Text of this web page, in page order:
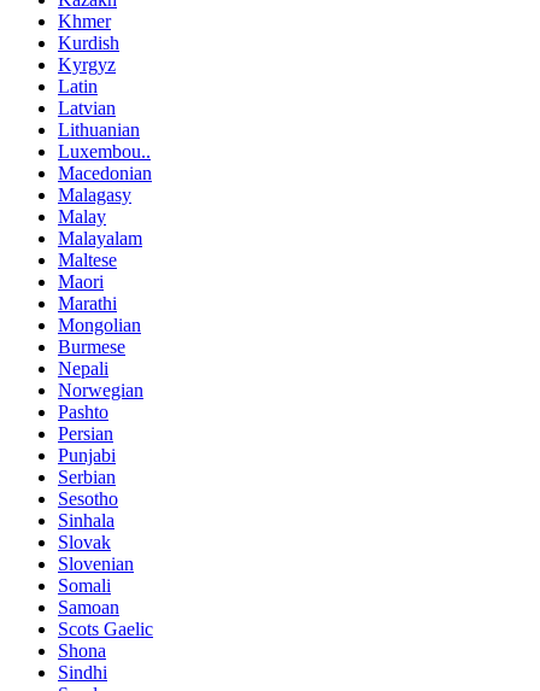
Khmer
Kurdish
Kyrgyz
Latin
Latvian
Lithuanian
Luxembou..
Macedonian
Malagasy
Malay
Malayalam
Maltese
Maori
Marathi
Mongolian
Burmese
Nepali
Norwegian
Pashto
Persian
Punjabi
Serbian
Sesotho
Sinhala
Slovak
Slovenian
Somali
Samoan
Scots Gaelic
Shona
Sindhi